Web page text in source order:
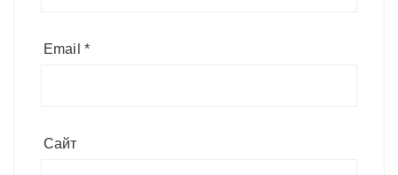
Email *
Сайт